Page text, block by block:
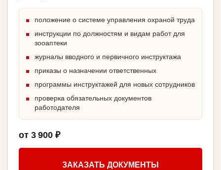
положение о системе управления охраной труда
инструкции по должностям и видам работ для
зооаптеки
журналы вводного и первичного инструктажа
приказы о назначении ответственных
программы инструктажей для новых сотрудников
проверка обязательных документов
работодателя
от 3 900 ₽
ЗАКАЗАТЬ ДОКУМЕНТЫ